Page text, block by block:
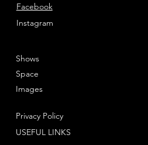
Shows
Space
Images
Facebook
Instagram
Privacy Policy
USEFUL LINKS